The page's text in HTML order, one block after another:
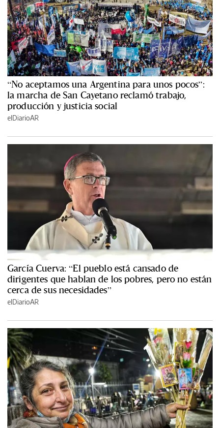
“No aceptamos una Argentina para unos pocos”:
la marcha de San Cayetano reclamó trabajo,
producción y justicia social
elDiarioAR
García Cuerva: “El pueblo está cansado de
dirigentes que hablan de los pobres, pero no están
cerca de sus necesidades”
elDiarioAR